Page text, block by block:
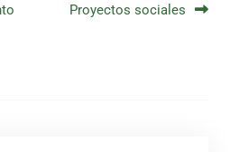
de entradas
Proyectos sociales